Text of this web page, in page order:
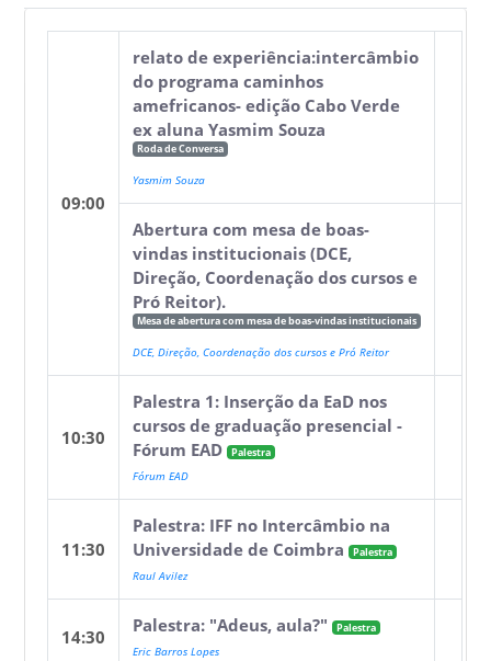
09:00
relato de experiência:intercâmbio
do programa caminhos
amefricanos- edição Cabo Verde
ex aluna Yasmim Souza
Roda de Conversa
Yasmim Souza
Abertura com mesa de boas-
vindas institucionais (DCE,
Direção, Coordenação dos cursos e
Pró Reitor).
Mesa de abertura com mesa de boas-vindas institucionais
DCE, Direção, Coordenação dos cursos e Pró Reitor
10:30
Palestra 1: Inserção da EaD nos
cursos de graduação presencial -
Fórum EAD Palestra
Fórum EAD
11:30
Palestra: IFF no Intercâmbio na
Universidade de Coimbra Palestra
Raul Avilez
14:30
Palestra: "Adeus, aula?" Palestra
Eric Barros Lopes